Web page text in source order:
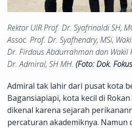
Rektor UIR Prof. Dr. Syafrinaldi SH,
Assoc. Prof. Dr. Syafhendry, MSi,
Dr. Firdaus Abdurrahman dan Wakil
Dr. Admiral, SH MH. (Foto: Dok.
Admiral tak lahir dari pusat kota
Bagansiapiapi, kota kecil di
dikenal karena sejarah
percaturan akademiknya. Namun